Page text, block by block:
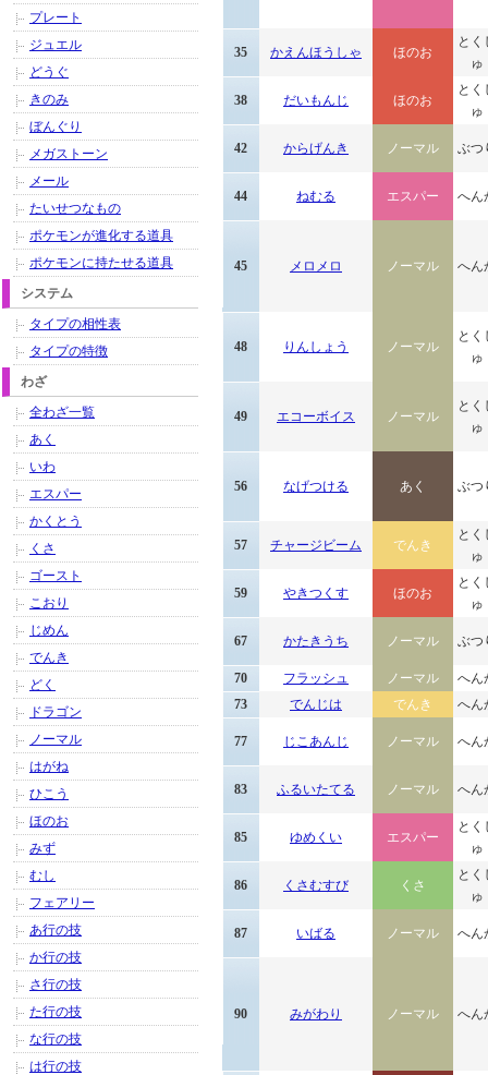
35 かえんほうしゃ ほのお
とく
ゅ
38 だいもんじ ほのお
とく
ゅ
42 からげんき ノーマル ぶつ
44 ねむる エスパー へん
45 メロメロ ノーマル へん
48 りんしょう ノーマル
とく
ゅ
49 エコーボイス ノーマル
とく
ゅ
56 なげつける あく ぶつ
57 チャージビーム でんき
とく
ゅ
59 やきつくす ほのお
とく
ゅ
67 かたきうち ノーマル ぶつ
70 フラッシュ ノーマル
へん
73
でんじは でんき へん
77 じこあんじ ノーマル へん
83 ふるいたてる ノーマル へん
85 ゆめくい エスパー
とく
ゅ
86 くさむすび くさ
とく
ゅ
87 いばる ノーマル へん
90 みがわり ノーマル へん
プレート
ジュエル
どうぐ
きのみ
ぼんぐり
メガストーン
メール
たいせつなもの
ポケモンが進化する道具
ポケモンに持たせる道具
システム
タイプの相性表
タイプの特徴
わざ
全わざ一覧
あく
いわ
エスパー
かくとう
くさ
ゴースト
こおり
じめん
でんき
どく
ドラゴン
ノーマル
はがね
ひこう
ほのお
みず
むし
フェアリー
あ行の技
か行の技
さ行の技
た行の技
な行の技
は行の技